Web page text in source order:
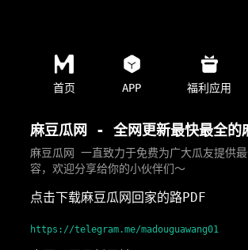
首页 APP 福利应用
麻豆瓜网 - 全网更新最快最全的
麻豆瓜网 一直致力于免费为广大瓜友提供
容，欢迎分享给你的小伙伴们～
点击下载麻豆瓜网回家的路PDF
https://telegram.me/madouguawang01